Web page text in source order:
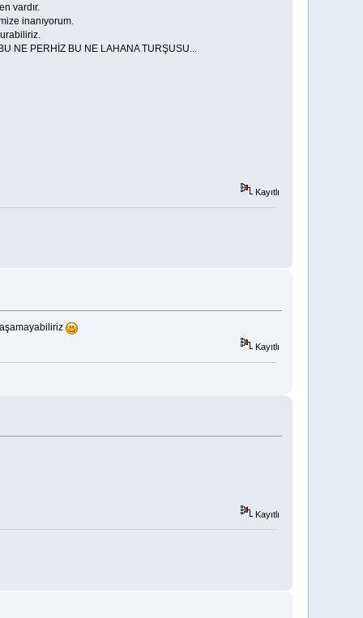
vardır.
inanıyorum.
NE PERHİZ BU NE LAHANA TURŞUSU...
Kayıtlı
Kayıtlı
Kayıtlı